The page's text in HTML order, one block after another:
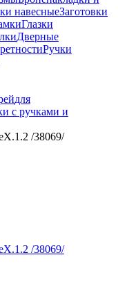
навесныеЗаготовки
Глазки
Дверные
Ручки
для
с ручками и
/38069/